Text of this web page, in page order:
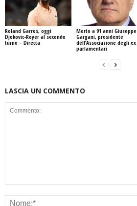
Roland Garros, oggi
Djokovic-Royer al secondo
turno – Diretta
Morto a 91 anni Giuseppe
Gargani, presidente
dell’Associazione degli ex
parlamentari
LASCIA UN COMMENTO